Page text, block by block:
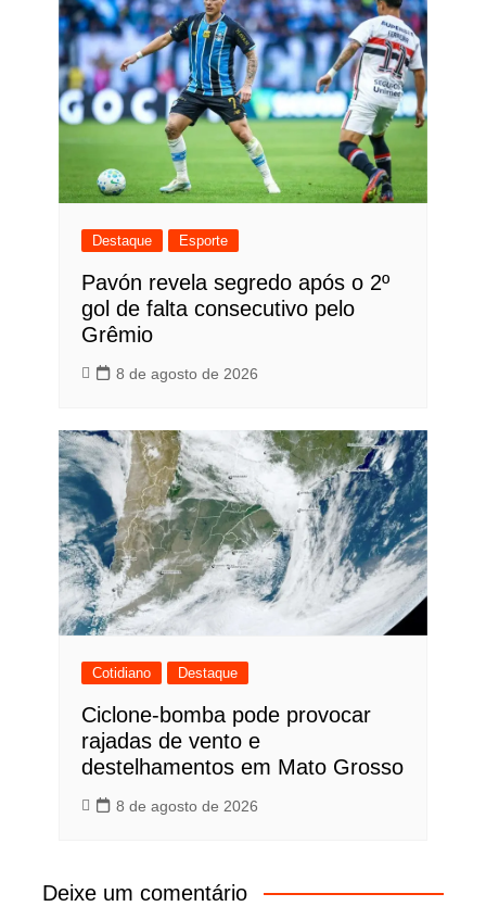
Destaque Esporte
Pavón revela segredo após o 2º
gol de falta consecutivo pelo
Grêmio
8 de agosto de 2026
Cotidiano Destaque
Ciclone-bomba pode provocar
rajadas de vento e
destelhamentos em Mato Grosso
8 de agosto de 2026
Deixe um comentário